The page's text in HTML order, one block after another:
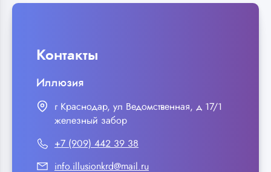
Контакты
Иллюзия
г Краснодар, ул Ведомственная, д 17/1
железный забор
+7 (909) 442 39 38
info.illusionkrd@mail.ru